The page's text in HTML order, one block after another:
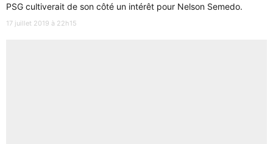
PSG cultiverait de son côté un intérêt pour Nelson Semedo.
17 juillet 2019 à 22h15